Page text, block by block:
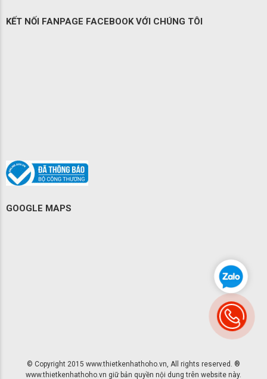
KẾT NỐI FANPAGE FACEBOOK VỚI CHÚNG TÔI
GOOGLE MAPS
© Copyright 2015 www.thietkenhathoho.vn, All rights reserved. ®
www.thietkenhathoho.vn giữ bản quyền nội dung trên website này.